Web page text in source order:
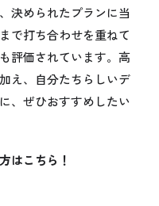
決められたプランに当
で打ち合わせを重ねて
評価されています。高
え、自分たちらしいデ
、ぜひおすすめしたい
はこちら！